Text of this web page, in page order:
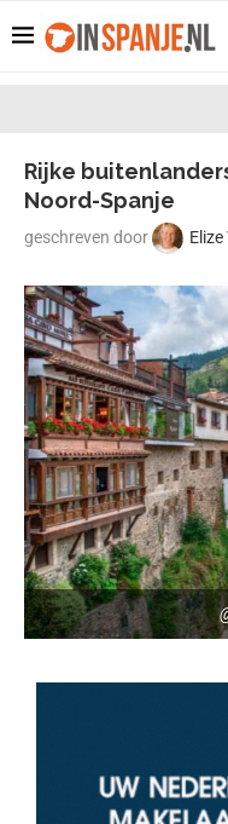
Rijke
Noord-Spanje
geschreven door